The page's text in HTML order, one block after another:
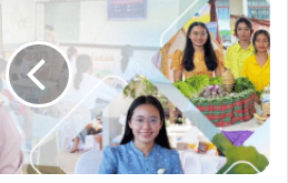
ปี 2568 เรื่อง SEED
ตามวิถีพอเพียง โดยครูระ
รียนบ้านคำอุดม